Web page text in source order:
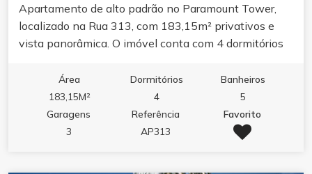
Apartamento de alto padrão no Paramount Tower,
localizado na Rua 313, com 183,15m² privativos e
vista panorâmica. O imóvel conta com 4 dormitórios
269,5m² de área total. O apartamento entrega living
amplo com acabamento em gesso, sacada com
churrasqueira e vista panorâmica, integrando lazer e
conforto. Acabamento de qualidade valoriza cada
Área
183,15M²
Dormitórios
4
Banheiros
5
Garagens
3
Referência
AP313
Favorito